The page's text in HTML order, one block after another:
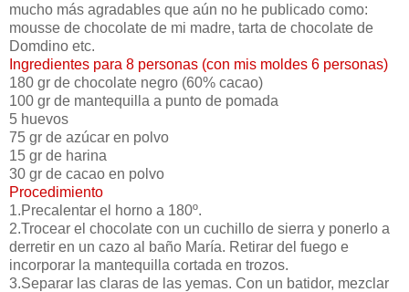
mucho más agradables que aún no he publicado como:
mousse de chocolate de mi madre, tarta de chocolate de
Domdino etc.
Ingredientes para 8 personas (con mis moldes 6 personas)
180 gr de chocolate negro (60% cacao)
100 gr de mantequilla a punto de pomada
5 huevos
75 gr de azúcar en polvo
15 gr de harina
30 gr de cacao en polvo
Procedimiento
1.Precalentar el horno a 180º.
2.Trocear el chocolate con un cuchillo de sierra y ponerlo a
derretir en un cazo al baño María. Retirar del fuego e
incorporar la mantequilla cortada en trozos.
3.Separar las claras de las yemas. Con un batidor, mezclar